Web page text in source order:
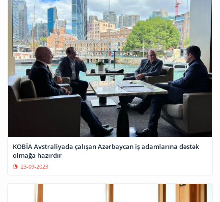
KOBİA Avstraliyada çalışan Azərbaycan iş adamlarına dəstək
olmağa hazırdır
23-09-2023